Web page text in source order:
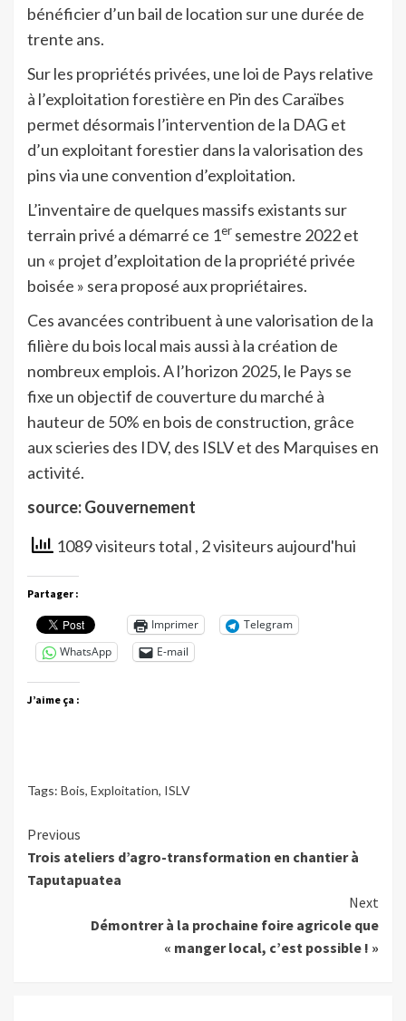
bénéficier d’un bail de location sur une durée de
trente ans.
Sur les propriétés privées, une loi de Pays relative
à l’exploitation forestière en Pin des Caraïbes
permet désormais l’intervention de la DAG et
d’un exploitant forestier dans la valorisation des
pins via une convention d’exploitation.
L’inventaire de quelques massifs existants sur
terrain privé a démarré ce 1er semestre 2022 et
un « projet d’exploitation de la propriété privée
boisée » sera proposé aux propriétaires.
Ces avancées contribuent à une valorisation de la
filière du bois local mais aussi à la création de
nombreux emplois. A l’horizon 2025, le Pays se
fixe un objectif de couverture du marché à
hauteur de 50% en bois de construction, grâce
aux scieries des IDV, des ISLV et des Marquises en
activité.
source: Gouvernement
1089 visiteurs total , 2 visiteurs aujourd'hui
Partager :
Imprimer
Telegram
WhatsApp
E-mail
J’aime ça :
Tags: Bois, Exploitation, ISLV
Continue
Reading
Previous
Trois ateliers d’agro-transformation en chantier à
Taputapuatea
Next
Démontrer à la prochaine foire agricole que
« manger local, c’est possible ! »